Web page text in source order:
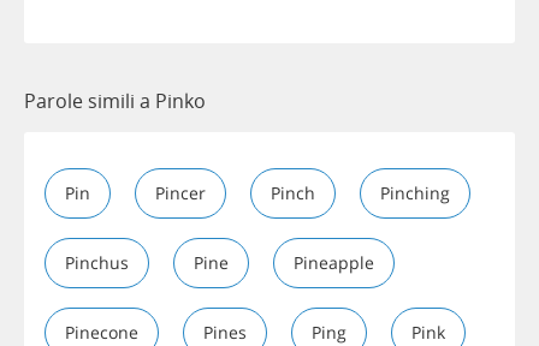
Parole simili a Pinko
Pin Pincer Pinch Pinching
Pinchus Pine Pineapple
Pinecone Pines Ping Pink